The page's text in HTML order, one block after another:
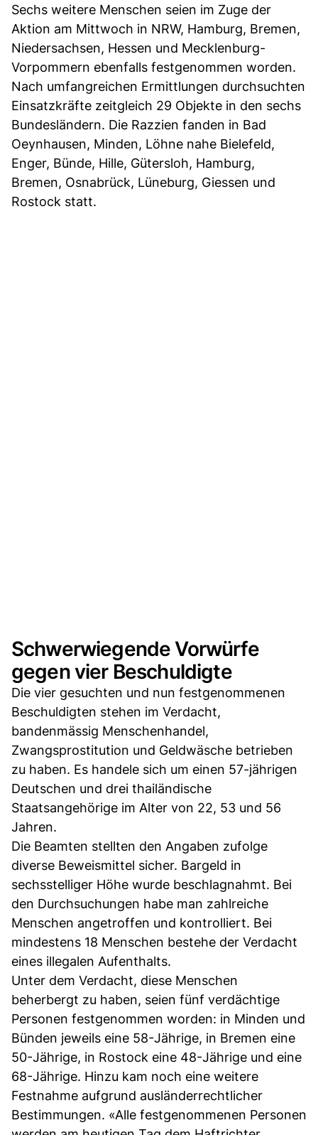
Sechs weitere Menschen seien im Zuge der
Aktion am Mittwoch in NRW, Hamburg, Bremen,
Niedersachsen, Hessen und Mecklenburg-
Vorpommern ebenfalls festgenommen worden.
Nach umfangreichen Ermittlungen durchsuchten
Einsatzkräfte zeitgleich 29 Objekte in den sechs
Bundesländern. Die Razzien fanden in Bad
Oeynhausen, Minden, Löhne nahe Bielefeld,
Enger, Bünde, Hille, Gütersloh, Hamburg,
Bremen, Osnabrück, Lüneburg, Giessen und
Rostock statt.
Schwerwiegende Vorwürfe
gegen vier Beschuldigte
Die vier gesuchten und nun festgenommenen
Beschuldigten stehen im Verdacht,
bandenmässig Menschenhandel,
Zwangsprostitution und Geldwäsche betrieben
zu haben. Es handele sich um einen 57-jährigen
Deutschen und drei thailändische
Staatsangehörige im Alter von 22, 53 und 56
Jahren.
Die Beamten stellten den Angaben zufolge
diverse Beweismittel sicher. Bargeld in
sechsstelliger Höhe wurde beschlagnahmt. Bei
den Durchsuchungen habe man zahlreiche
Menschen angetroffen und kontrolliert. Bei
mindestens 18 Menschen bestehe der Verdacht
eines illegalen Aufenthalts.
Unter dem Verdacht, diese Menschen
beherbergt zu haben, seien fünf verdächtige
Personen festgenommen worden: in Minden und
Bünden jeweils eine 58-Jährige, in Bremen eine
50-Jährige, in Rostock eine 48-Jährige und eine
68-Jährige. Hinzu kam noch eine weitere
Festnahme aufgrund ausländerrechtlicher
Bestimmungen. «Alle festgenommenen Personen